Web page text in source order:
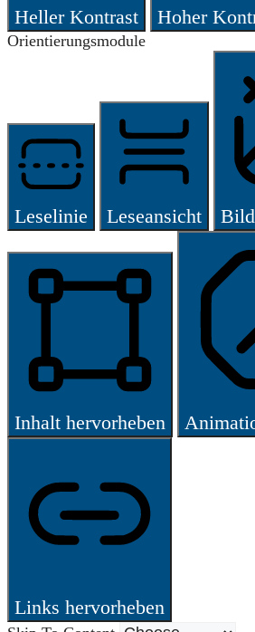
Heller Kontrast Hoher
Orientierungsmodule
Leselinie Leseansicht
Inhalt hervorheben
Links hervorheben